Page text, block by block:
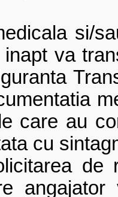
si/
va
care au
cu
de